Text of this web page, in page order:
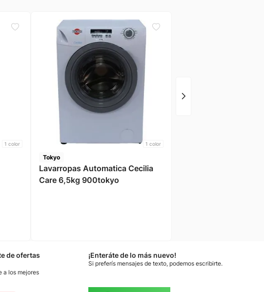
1 color 1 color
Tokyo
Lavarropas Automatica Cecilia
Care 6,5kg 900tokyo
de ofertas
a los mejores
¡Enteráte de lo más nuevo!
Si preferís mensajes de texto, podemos escribirte.